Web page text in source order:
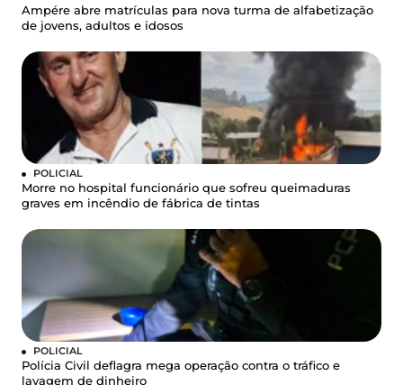
Ampére abre matrículas para nova turma de alfabetização
de jovens, adultos e idosos
POLICIAL
Morre no hospital funcionário que sofreu queimaduras
graves em incêndio de fábrica de tintas
POLICIAL
Polícia Civil deflagra mega operação contra o tráfico e
lavagem de dinheiro